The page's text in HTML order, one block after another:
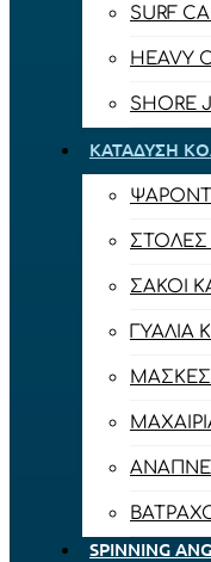
SURF
HEAVY
SHORE
ΚΑΤΆΔΥΣΗ
ΣΆΚΟΙ
ΓΥΑΛΙΆ
ΜΆΣΚΕΣ
SPINNING